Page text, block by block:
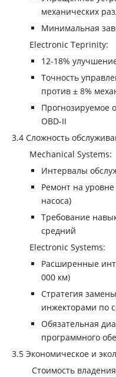
механических
Минимальная
‌Electronic Teprinity‌:
12-18%
Точность
против ± 8%
Прогнозируемое
OBD-II
‌3.4 Сложность
‌Mechanical Systems‌:
Интервалы
Ремонт на
насоса)
Требование
средний
‌Electronic Systems‌:
Расширенные
000 км)
Стратегия
инжекторами по
Обязательная
программного
‌3.5 Экономическое и
Стоимость